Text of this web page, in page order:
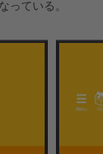
っている。